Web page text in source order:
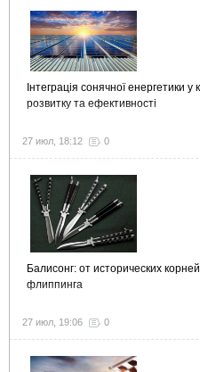
Інтеграція сонячної енергетики
розвитку та ефективності
27 июл, 18:12 0
Балисонг: от исторических
флиппинга
27 июл, 19:06 0